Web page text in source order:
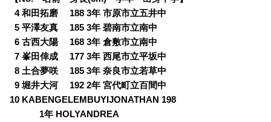
04 和田拓磨 188 3年 市原市立五井中
05 平澤友真 185 3年 碧南市立南中
06 古西大陽 168 3年 倉敷市立南中
07 峯田倖成 177 3年 西尾市立平坂中
08 土合夢咲 185 3年 奈良市立若草中
09 堀井大河 192 2年 宮代町立百間中
10 KABENGELEMBUYIJONATHAN 198
1年 HOLYANDREA